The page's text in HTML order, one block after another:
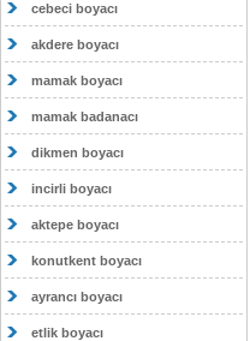
cebeci boyacı
akdere boyacı
mamak boyacı
mamak badanacı
dikmen boyacı
incirli boyacı
aktepe boyacı
konutkent boyacı
ayrancı boyacı
etlik boyacı